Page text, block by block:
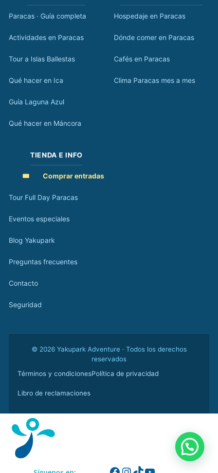
Paracas · Guía completa
Actividades en Paracas
Tour a Islas Ballestas
Qué hacer en Ica
Guía Laguna Azul
Qué hacer en Máncora
Hospedaje en Paracas
Dónde comer en Paracas
Cafés en Paracas
Clima Paracas mes a mes
TIENDA E INFO
🎟️ Comprar entradas
Tour Full Day Paracas
Eventos especiales
Blog Yakupark
Preguntas frecuentes
Contacto
Seguridad
© 2026 Yakupark Adventure · Todos los derechos
reservados
Términos y condicionesPolítica de privacidad
Libro de reclamaciones